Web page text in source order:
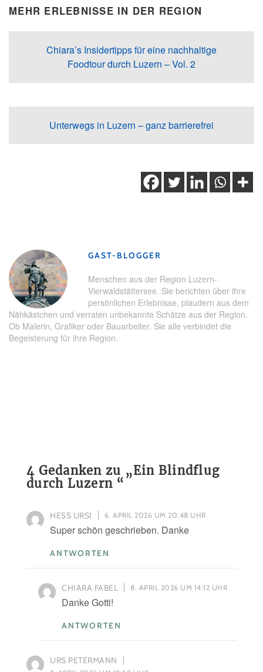
MEHR ERLEBNISSE IN DER REGION
Chiara’s Insidertipps für eine nachhaltige
Foodtour durch Luzern – Vol. 2
Unterwegs in Luzern – ganz barrierefrei
GAST-BLOGGER
Menschen aus der Region Luzern-
Vierwaldstättersee. Sie berichten über ihre
persönlichen Erlebnisse, plaudern aus dem
Nähkästchen und verraten unbekannte Schätze aus der Region.
Ob Malerin, Grafiker oder Bauarbeiter. Sie alle verbindet die
Begeisterung für ihre Region.
4 Gedanken zu „Ein Blindflug
durch Luzern “
HESS URSI 6. APRIL 2026 UM 20:48 UHR
Super schön geschrieben. Danke
ANTWORTEN
CHIARA FABEL 8. APRIL 2026 UM 14:12 UHR
Danke Gotti!
ANTWORTEN
URS PETERMANN